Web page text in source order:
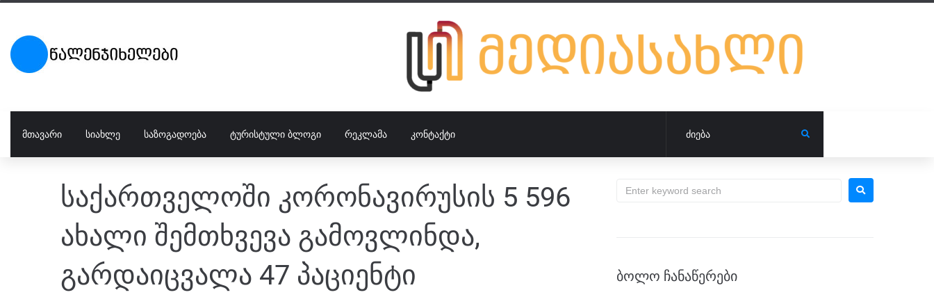
ᲛᲗᲐᲕᲐᲠᲘ ᲡᲘᲐᲮᲚᲔ ᲡᲐᲖᲝᲒᲐᲓᲝᲔᲑᲐ ᲢᲣᲠᲘᲡᲢᲣᲚᲘ ᲑᲚᲝᲒᲘ ᲠᲔᲙᲚᲐᲛᲐ ᲙᲝᲜᲢᲐᲥᲢᲘ
საქართველოში კორონავირუსის 5 596
ახალი შემთხვევა გამოვლინდა,
გარდაიცვალა 47 პაციენტი
ᲑᲝᲚᲝ ᲩᲐᲜᲐᲬᲔᲠᲔᲑᲘ